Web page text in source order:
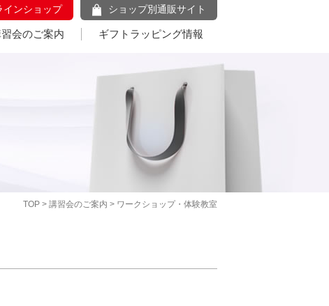
インショップ ショップ別通販サイト
会のご案内 ギフトラッピング情報
TOP > 講習会のご案内 > ワークショップ・体験教室